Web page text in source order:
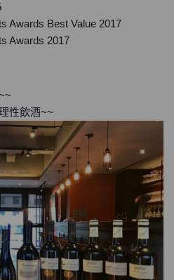
Awards Best Value 2017
Awards 2017
性飲酒~~